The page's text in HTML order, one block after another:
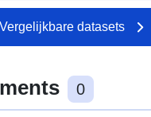
Vergelijkbare datasets
0